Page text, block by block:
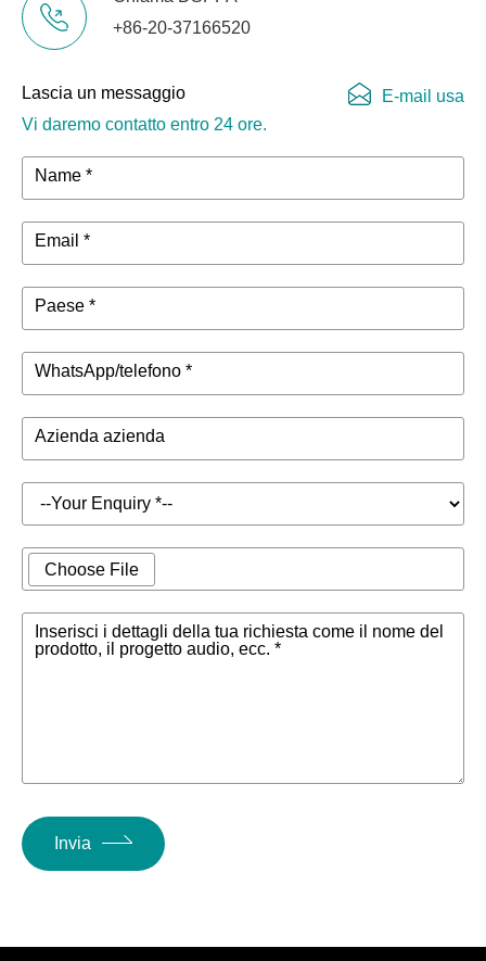
+86-20-37166520
Lascia un messaggio
Vi daremo contatto entro 24 ore.
E-mail usa
Name *
Email *
Paese *
WhatsApp/telefono *
Azienda azienda
Choose File
Inserisci i dettagli della tua richiesta come il nome del
prodotto, il progetto audio, ecc. *
Invia